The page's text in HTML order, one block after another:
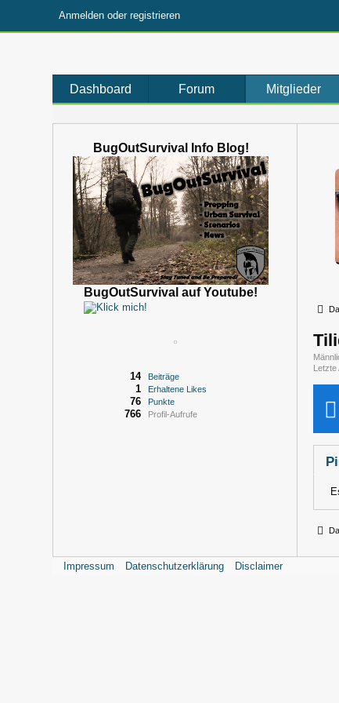
Anmelden oder registrieren
Dashboard Forum Mitglieder
BugOutSurvival Info Blog!
BugOutSurvival auf Youtube!
Beiträge
14
Erhaltene Likes
1
Punkte
76
Profil-Aufrufe
766
Letzte
Impressum Datenschutzerklärung Disclaimer